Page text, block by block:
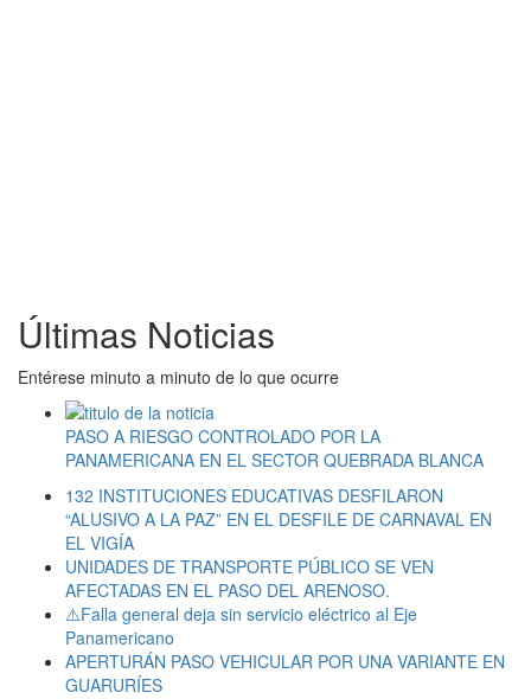
Últimas Noticias
Entérese minuto a minuto de lo que ocurre
PASO A RIESGO CONTROLADO POR LA
PANAMERICANA EN EL SECTOR QUEBRADA BLANCA
132 INSTITUCIONES EDUCATIVAS DESFILARON
“ALUSIVO A LA PAZ” EN EL DESFILE DE CARNAVAL EN
EL VIGÍA
UNIDADES DE TRANSPORTE PÚBLICO SE VEN
AFECTADAS EN EL PASO DEL ARENOSO.
⚠️Falla general deja sin servicio eléctrico al Eje
Panamericano
APERTURÁN PASO VEHICULAR POR UNA VARIANTE EN
GUARURÍES